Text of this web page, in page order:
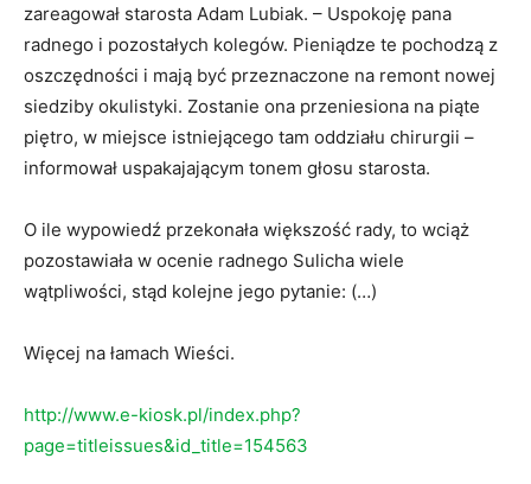
zareagował starosta Adam Lubiak. – Uspokoję pana
radnego i pozostałych kolegów. Pieniądze te pochodzą z
oszczędności i mają być przeznaczone na remont nowej
siedziby okulistyki. Zostanie ona przeniesiona na piąte
piętro, w miejsce istniejącego tam oddziału chirurgii –
informował uspakajającym tonem głosu starosta.
O ile wypowiedź przekonała większość rady, to wciąż
pozostawiała w ocenie radnego Sulicha wiele
wątpliwości, stąd kolejne jego pytanie: (…)
Więcej na łamach Wieści.
http://www.e-kiosk.pl/index.php?
page=titleissues&id_title=154563